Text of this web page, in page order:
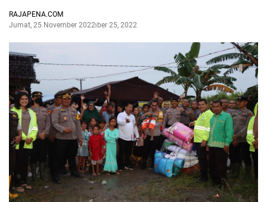
RAJAPENA.COM
Jumat, 25 November 2022November 25, 2022